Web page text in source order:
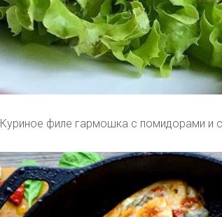
Куриное филе гармошка с помидорами и